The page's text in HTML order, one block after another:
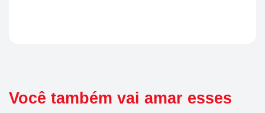
Você também vai amar esses